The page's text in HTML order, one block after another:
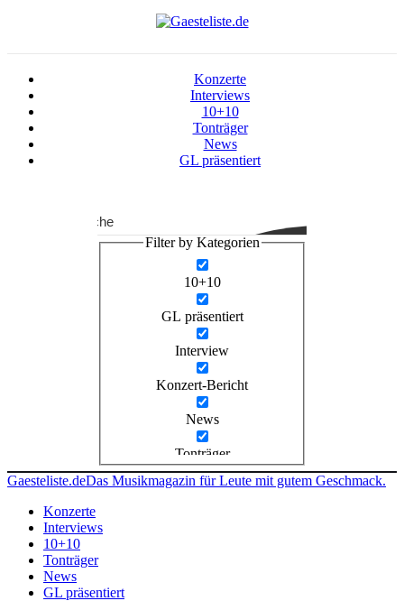
Konzerte
Interviews
10+10
Tonträger
News
GL präsentiert
Suche
Filter by Kategorien
10+10
GL präsentiert
Interview
Konzert-Bericht
News
Tonträger
Gaesteliste.deDas Musikmagazin für Leute mit gutem Geschmack.
Konzerte
Interviews
10+10
Tonträger
News
GL präsentiert